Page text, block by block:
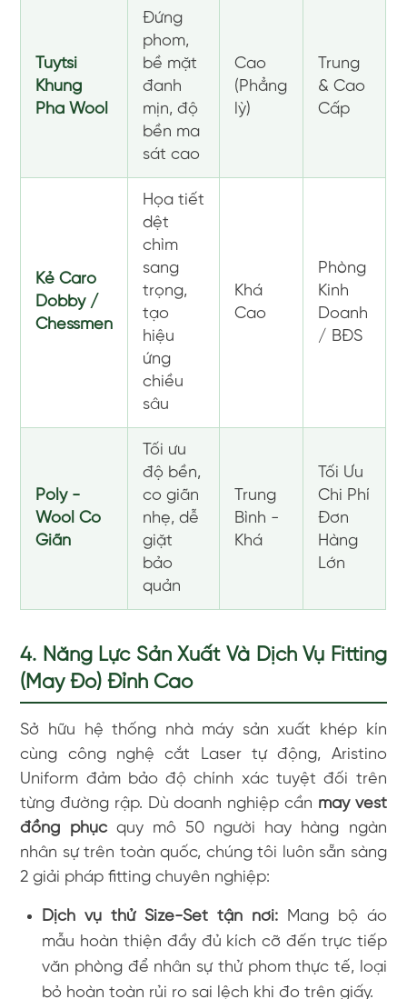
Tuytsi
Khung
Pha Wool
Đứng
phom,
bề mặt
đanh
mịn, độ
bền ma
sát cao
Cao
(Phẳng
lỳ)
Trung
& Cao
Cấp
Kẻ Caro
Dobby /
Chessmen
Họa tiết
dệt
chìm
sang
trọng,
tạo
hiệu
ứng
chiều
sâu
Khá
Cao
Phòng
Kinh
Doanh
/ BĐS
Poly -
Wool Co
Giãn
Tối ưu
độ bền,
co giãn
nhẹ, dễ
giặt
bảo
quản
Trung
Bình -
Khá
Tối Ưu
Chi Phí
Đơn
Hàng
Lớn
4. Năng Lực Sản Xuất Và Dịch Vụ Fitting
(May Đo) Đỉnh Cao
Sở hữu hệ thống nhà máy sản xuất khép kín
cùng công nghệ cắt Laser tự động, Aristino
Uniform đảm bảo độ chính xác tuyệt đối trên
từng đường rập. Dù doanh nghiệp cần may vest
đồng phụcquy mô 50 người hay hàng ngàn
nhân sự trên toàn quốc, chúng tôi luôn sẵn sàng
2 giải pháp fitting chuyên nghiệp:
Dịch vụ thử Size-Set tận nơi:Mang bộ áo
mẫu hoàn thiện đầy đủ kích cỡ đến trực tiếp
văn phòng để nhân sự thử phom thực tế, loại
bỏ hoàn toàn rủi ro sai lệch khi đo trên giấy.